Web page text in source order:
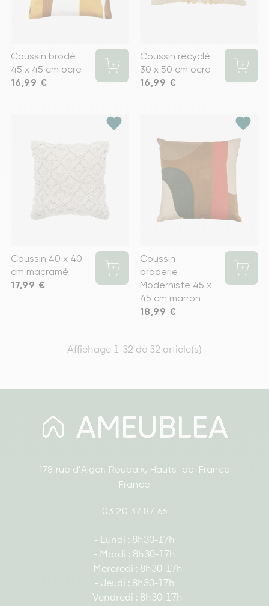
Coussin brodé
45 x 45 cm ocre
Prix
16,99 €
Coussin recyclé
30 x 50 cm ocre
Prix
16,99 €
favorite
Coussin 40 x 40
cm macramé
Prix
17,99 €
favorite
Coussin
broderie
Moderniste 45 x
45 cm marron
Prix
18,99 €
Affichage 1-32 de 32 article(s)
178 rue d'Alger, Roubaix, Hauts-de-France
France
03 20 37 87 66
- Lundi : 8h30-17h
- Mardi : 8h30-17h
- Mercredi : 8h30-17h
- Jeudi : 8h30-17h
- Vendredi : 8h30-17h